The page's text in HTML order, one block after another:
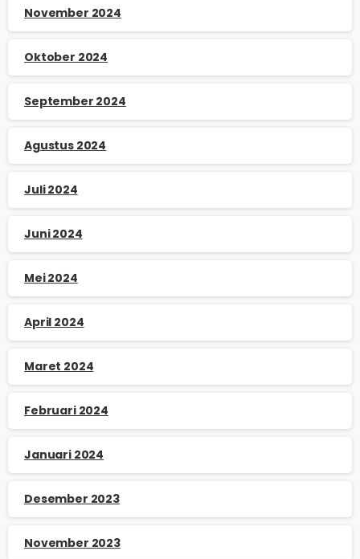
November 2024
Oktober 2024
September 2024
Agustus 2024
Juli 2024
Juni 2024
Mei 2024
April 2024
Maret 2024
Februari 2024
Januari 2024
Desember 2023
November 2023